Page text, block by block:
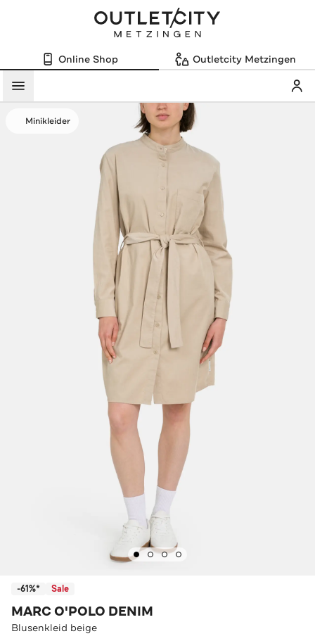
Online Shop Outletcity Metzingen
Menü
Minikleider
-61%* Sale
MARC O'POLO DENIM
Blusenkleid beige